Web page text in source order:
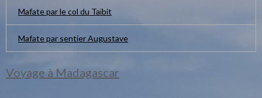
Mafate par le col du Taïbit
Mafate par sentier Augustave
Voyage à Madagascar